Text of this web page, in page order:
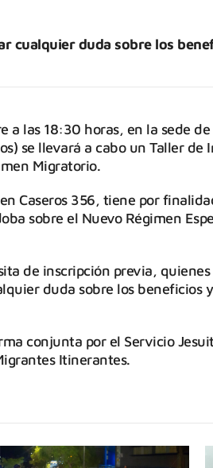
cualquier duda sobre los
a las 18:30 horas, en la sede
se llevará a cabo un Taller de
Migratorio.
Caseros 356, tiene por
sobre el Nuevo Régimen
de inscripción previa,
duda sobre los beneficios
conjunta por el Servicio
Itinerantes.